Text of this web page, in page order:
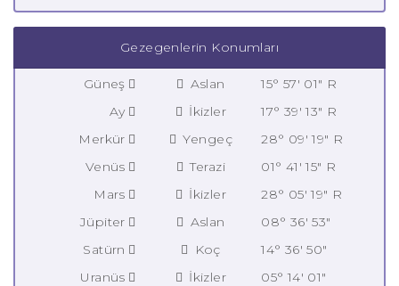
Gezegenlerin Konumları
Güneş Aslan
15° 57' 01" R
Ay
İkizler
17° 39' 13" R
Merkür
Yengeç
28° 09' 19" R
Venüs
Terazi
01° 41' 15" R
Mars
İkizler
28° 05' 19" R
Jüpiter
Aslan
08° 36' 53"
Satürn
Koç
14° 36' 50"
Uranüs
İkizler
05° 14' 01"